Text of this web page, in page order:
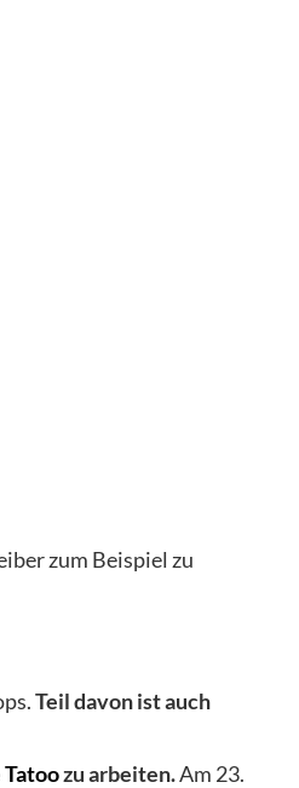
zum Beispiel zu
Teil davon ist auch
Tatoozu arbeiten.Am 23.